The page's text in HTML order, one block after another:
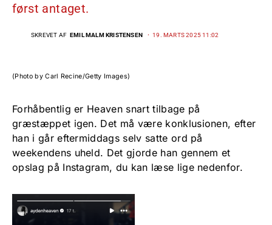
først antaget.
SKREVET AF EMIL MALM KRISTENSEN 19. MARTS 2025 11:02
(Photo by Carl Recine/Getty Images)
Forhåbentlig er Heaven snart tilbage på
græstæppet igen. Det må være konklusionen, efter
han i går eftermiddags selv satte ord på
weekendens uheld. Det gjorde han gennem et
opslag på Instagram, du kan læse lige nedenfor.